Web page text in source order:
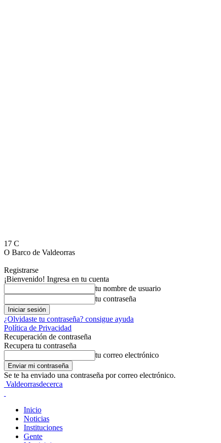
17 C
O Barco de Valdeorras
Registrarse
¡Bienvenido! Ingresa en tu cuenta
tu nombre de usuario
tu contraseña
¿Olvidaste tu contraseña? consigue ayuda
Política de Privacidad
Recuperación de contraseña
Recupera tu contraseña
tu correo electrónico
Se te ha enviado una contraseña por correo electrónico.
Valdeorrasdecerca
Inicio
Noticias
Instituciones
Gente